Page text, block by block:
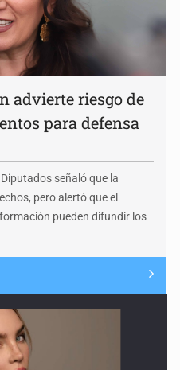
advierte riesgo de
para defensa
señaló que la
pero alertó que el
pueden difundir los